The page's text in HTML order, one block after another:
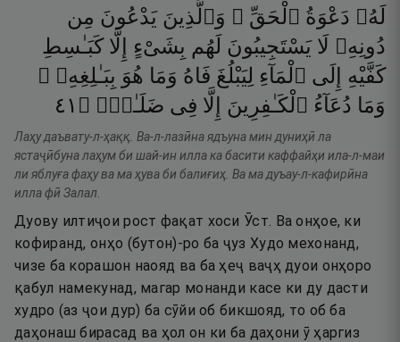
لَهُۥ دَعْوَةُ ٱلْحَقِّ ۖ وَٱلَّذِينَ يَدْعُونَ مِن
دُونِهِۦ لَا يَسْتَجِيبُونَ لَهُم بِشَىْءٍ إِلَّا كَبَـٰسِطِ
كَفَّيْهِ
إِلَى ٱلْمَآءِ لِيَبْلُغَ فَاهُ وَمَا هُوَ بِبَـٰلِغِهِۦ ۚ
وَمَا دُعَآءُ ٱلْكَـٰفِرِينَ إِلَّا فِى ضَلَـٰلٍۢ ۝ ١٤
Лаҳу даъвату-л-ҳаққ. Ва-л-лазӣна ядъуна мин дуниҳӣ ла
ястаҷӣбуна лаҳум би шай-ин илла ка басити каффайҳи ила-л-маи
ли яблуға фаҳу ва ма ҳува би балиғиҳ. Ва ма дуъау-л-кафирӣна
илла фӣ Залал.
Дуову илтиҷои рост фақат хоси Ӯст. Ва онҳое, ки
кофиранд, онҳо (бутон)-ро ба ҷуз Худо мехонанд,
чизе ба корашон наояд ва ба ҳеҷ ваҷҳ дуои онҳоро
қабул намекунад, магар монанди касе ки ду дасти
худро (аз ҷои дур) ба сӯйи об бикшояд, то об ба
даҳонаш бирасад ва ҳол он ки ба даҳони ӯ ҳаргиз